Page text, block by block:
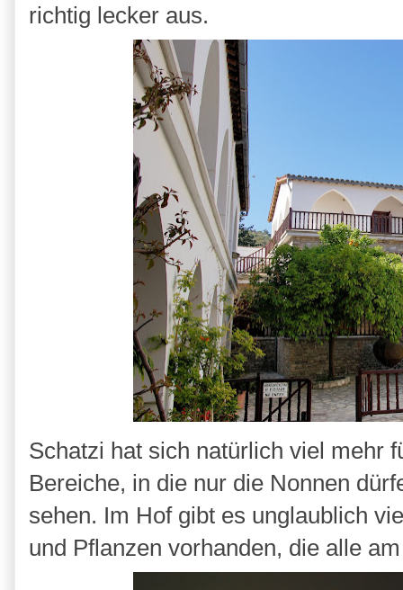
richtig lecker aus.
Schatzi hat sich natürlich viel mehr
Bereiche, in die nur die Nonnen
sehen. Im Hof gibt es unglaublich
und Pflanzen vorhanden, die alle